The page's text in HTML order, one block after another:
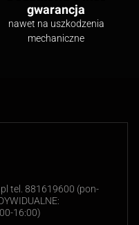
gwarancja
nawet na uszkodzenia
mechaniczne
tel. 881619600 (pon-
16:00)